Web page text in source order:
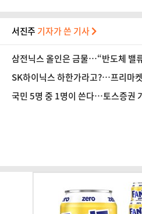
서진주 기자가 쓴 기사
삼전닉스 올인은 금물…“반도체 밸
SK하이닉스 하한가라고?…프리마
국민 5명 중 1명이 쓴다…토스증권